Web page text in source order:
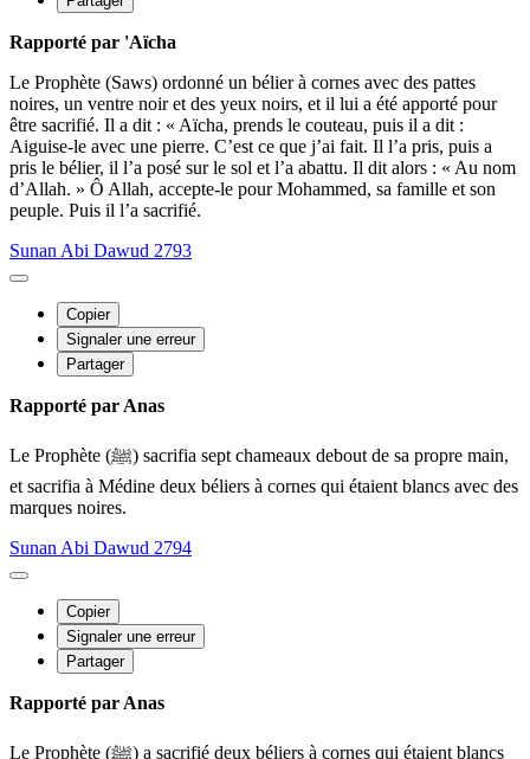
Rapporté par 'Aïcha
Le Prophète (Saws) ordonné un bélier à cornes avec des pattes
noires, un ventre noir et des yeux noirs, et il lui a été apporté pour
être sacrifié. Il a dit : « Aïcha, prends le couteau, puis il a dit :
Aiguise-le avec une pierre. C’est ce que j’ai fait. Il l’a pris, puis a
pris le bélier, il l’a posé sur le sol et l’a abattu. Il dit alors : « Au nom
d’Allah. » Ô Allah, accepte-le pour Mohammed, sa famille et son
peuple. Puis il l’a sacrifié.
Sunan Abi Dawud 2793
Copier
Signaler une erreur
Partager
Rapporté par Anas
Le Prophète (ﷺ) sacrifia sept chameaux debout de sa propre main,
et sacrifia à Médine deux béliers à cornes qui étaient blancs avec des
marques noires.
Sunan Abi Dawud 2794
Copier
Signaler une erreur
Partager
Rapporté par Anas
Le Prophète (ﷺ) a sacrifié deux béliers à cornes qui étaient blancs